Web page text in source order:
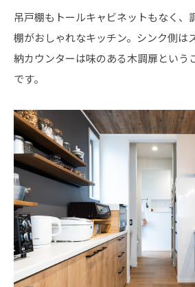
吊戸棚もトールキャビネットもなく、
棚がおしゃれなキッチン。シンク側は
納カウンターは味のある木調扉という
です。